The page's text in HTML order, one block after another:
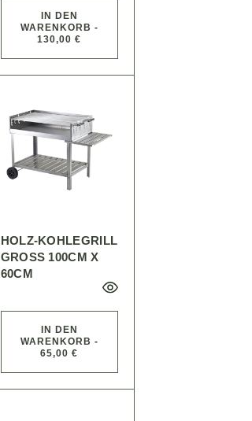
IN DEN
WARENKORB -
130,00 €
HOLZ-KOHLEGRILL
GROSS 100CM X 6
0CM
IN DEN
WARENKORB -
65,00 €